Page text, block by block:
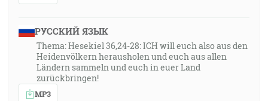
РУССКИЙ ЯЗЫК
Thema: Hesekiel 36,24-28: ICH will euch also aus den
Heidenvölkern herausholen und euch aus allen
Ländern sammeln und euch in euer Land
zurückbringen!
MP3